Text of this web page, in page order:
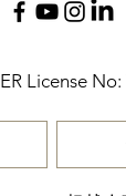
ER License